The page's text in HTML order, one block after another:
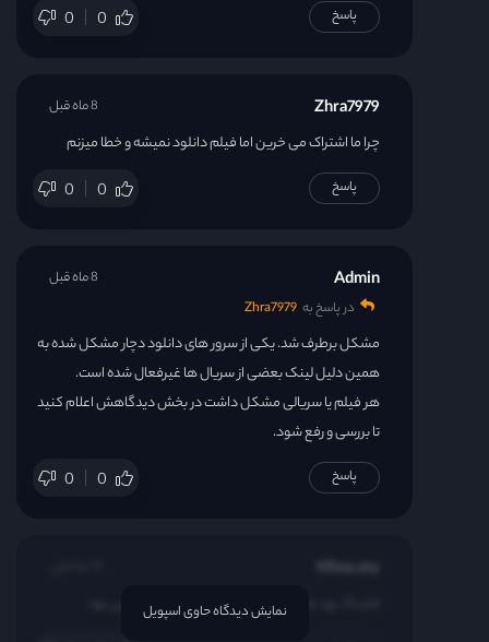
0 0 پاسخ
Zhra7979
چرا ما اشتراک می خرین اما فیلم دانلود نمیشه و خطا میزنم
0 0
8 ماه قبل
پاسخ
Admin
در پاسخ به Zhra7979
مشکل برطرف شد. یکی از سرور های دانلود دچار مشکل شده به
همین دلیل لینک بعضی از سریال ها غیرفعال شده است.
هر فیلم یا سریالی مشکل داشت در بخش دیدگاهش اعلام کنید
تا بررسی و رفع شود.
0 0
8 ماه قبل
پاسخ
Mino.my
قشنگ بود عاشقانه قشنگی داشت ، پایانشم هپی بود
نمایش دیدگاه حاوی اسپویل